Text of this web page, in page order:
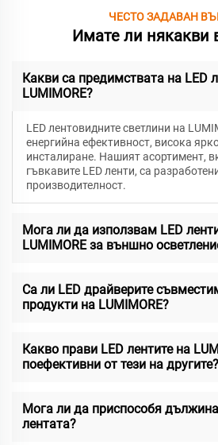
ЧЕСТО ЗАДАВАН
Имате ли някакви
Какви са предимствата на LED
LUMIMORE?
LED лентовидните светлини на
енергийна ефективност, висока
инсталиране. Нашият асортимент,
гъвкавите LED ленти, са
производителност.
Мога ли да използвам LED
LUMIMORE за външно
Са ли LED драйверите
продукти на LUMIMORE?
Какво прави LED лентите на
поефективни от тези на другите?
Мога ли да приспособя
лентата?